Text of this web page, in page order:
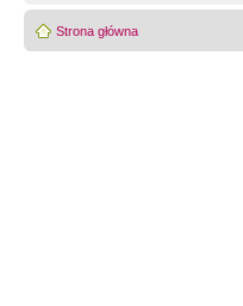
Strona główna